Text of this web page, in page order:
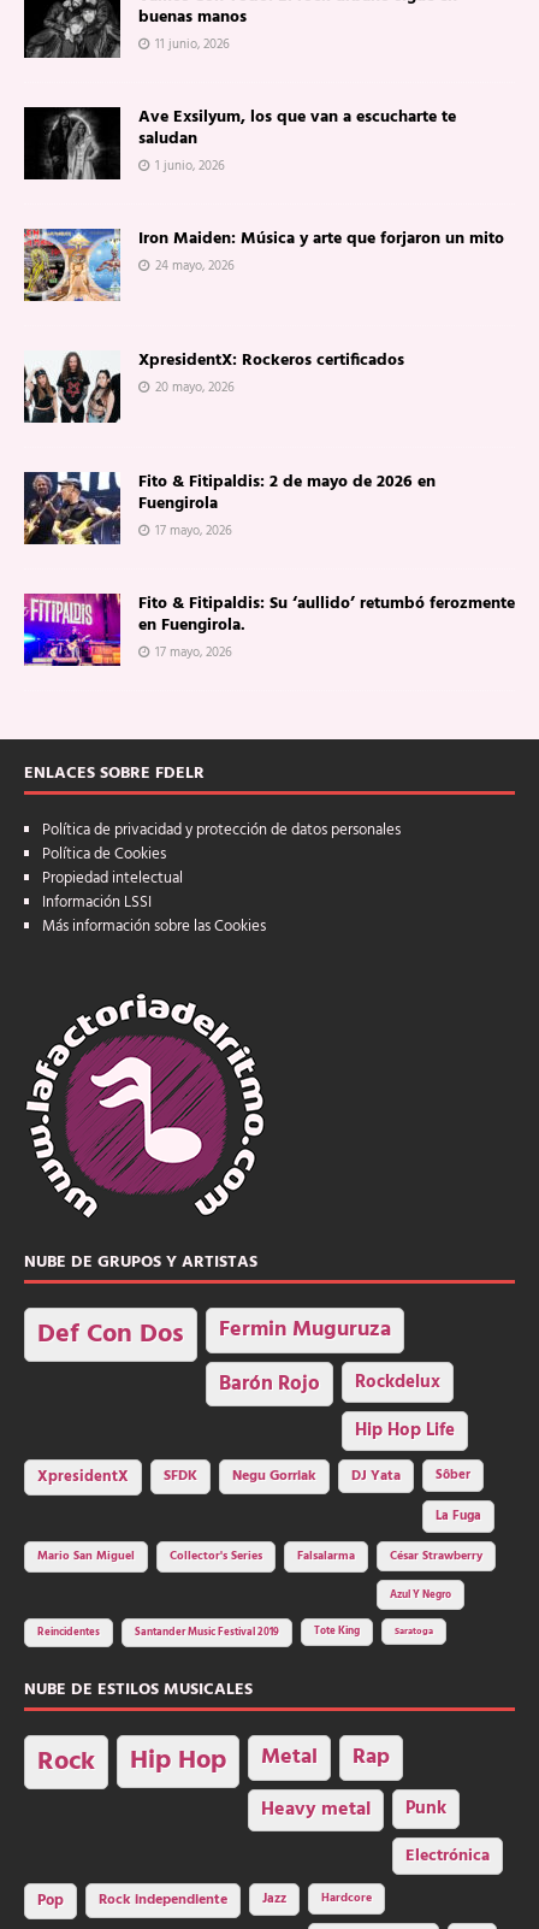
buenas manos
11 junio, 2026
Ave Exsilyum, los que van a escucharte te
saludan
1 junio, 2026
Iron Maiden: Música y arte que forjaron un mito
24 mayo, 2026
XpresidentX: Rockeros certificados
20 mayo, 2026
Fito & Fitipaldis: 2 de mayo de 2026 en
Fuengirola
17 mayo, 2026
Fito & Fitipaldis: Su ‘aullido’ retumbó ferozmente
en Fuengirola.
17 mayo, 2026
ENLACES SOBRE FDELR
Política de privacidad y protección de datos personales
Política de Cookies
Propiedad intelectual
Información LSSI
Más información sobre las Cookies
NUBE DE GRUPOS Y ARTISTAS
Def Con Dos Fermin Muguruza
Barón Rojo Rockdelux
Hip Hop Life
XpresidentX SFDK Negu Gorriak DJ Yata
Sôber
La Fuga
Mario San Miguel
Collector's Series Falsalarma César Strawberry
Azul Y Negro
Reincidentes Santander Music Festival 2019 Tote King Saratoga
NUBE DE ESTILOS MUSICALES
Rock Hip Hop Metal Rap
Heavy metal Punk
Electrónica
Pop Rock independiente Jazz Hardcore